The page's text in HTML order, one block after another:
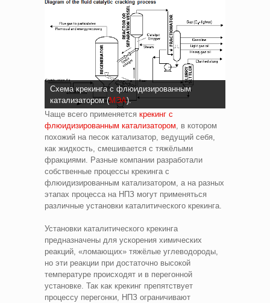
Схема крекинга с флюидизированным
катализатором (МЭА).
Чаще всего применяется крекинг с
флюидизированным катализатором, в котором
похожий на песок катализатор, ведущий себя,
как жидкость, смешивается с тяжёлыми
фракциями. Разные компании разработали
собственные процессы крекинга с
флюидизированным катализатором, а на разных
этапах процесса на НПЗ могут применяться
различные установки каталитического крекинга.
Установки каталитического крекинга
предназначены для ускорения химических
реакций, «ломающих» тяжёлые углеводороды,
но эти реакции при достаточно высокой
температуре происходят и в перегонной
установке. Так как крекинг препятствует
процессу перегонки, НПЗ ограничивают